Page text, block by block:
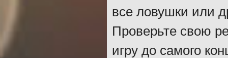
все ловушки или
Проверьте свою
игру до самого